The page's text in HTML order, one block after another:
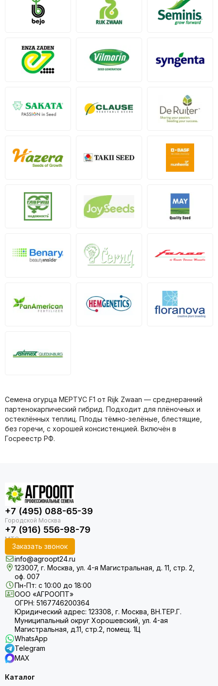
Семена огурца МЕРТУС F1 от Rijk Zwaan — среднеранний
партенокарпический гибрид. Подходит для плёночных и
остеклённых теплиц. Плоды тёмно-зелёные, блестящие,
без горечи, с хорошей консистенцией. Включён в
Госреестр РФ.
+7 (495) 088-65-39
+7 (916) 556-98-79
Заказать звонок
info@agroopt24.ru
123007, г. Москва, ул. 4-я Магистральная, д. 11, стр. 2,
оф. 007
Пн-Пт: с 10:00 до 18:00
ООО «АГРООПТ»
ОГРН: 5167746200364
Юридический адрес: 123308, г. Москва, ВН.ТЕР.Г.
Муниципальный округ Хорошевский, ул. 4-ая
Магистральная, д.11, стр.2, помещ. 1Ц
WhatsApp
Telegram
MAX
Каталог